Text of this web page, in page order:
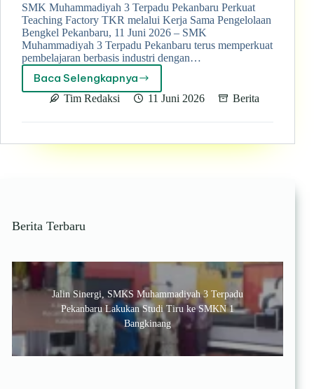
SMK Muhammadiyah 3 Terpadu Pekanbaru Perkuat
Teaching Factory TKR melalui Kerja Sama Pengelolaan
Bengkel Pekanbaru, 11 Juni 2026 – SMK
Muhammadiyah 3 Terpadu Pekanbaru terus memperkuat
pembelajaran berbasis industri dengan…
Baca Selengkapnya
Perkuat
Link
Match
SMK
Tim Redaksi 11 Juni 2026 Berita
Berita Terbaru
Jalin Sinergi, SMKS Muhammadiyah 3 Terpadu
Pekanbaru Lakukan Studi Tiru ke SMKN 1
Bangkinang